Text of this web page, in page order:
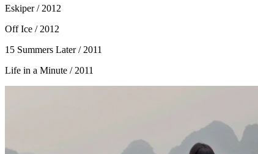
Eskiper / 2012
Off Ice / 2012
15 Summers Later / 2011
Life in a Minute / 2011